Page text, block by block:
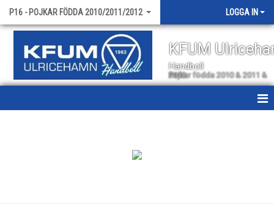
P16 - POJKAR FÖDDA 2010/2011/2012 LOGGA IN
KFUM
Handboll
Pojkar födda 2010 & 2011 & 2012